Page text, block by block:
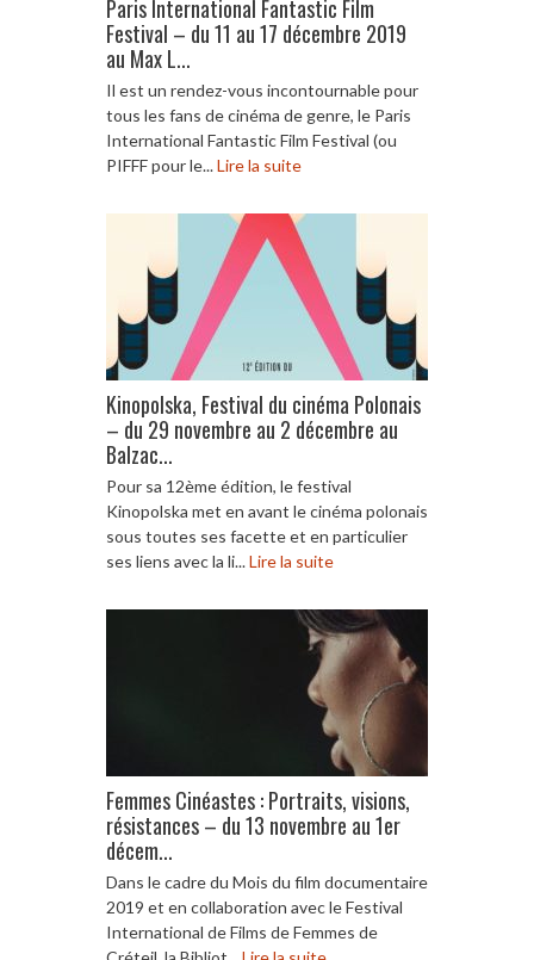
Paris International Fantastic Film
Festival – du 11 au 17 décembre 2019
au Max L...
Il est un rendez-vous incontournable pour
tous les fans de cinéma de genre, le Paris
International Fantastic Film Festival (ou
PIFFF pour le...Lire la suite
Kinopolska, Festival du cinéma Polonais
– du 29 novembre au 2 décembre au
Balzac...
Pour sa 12ème édition, le festival
Kinopolska met en avant le cinéma polonais
sous toutes ses facette et en particulier
ses liens avec la li...Lire la suite
Femmes Cinéastes : Portraits, visions,
résistances – du 13 novembre au 1er
décem...
Dans le cadre du Mois du film documentaire
2019 et en collaboration avec le Festival
International de Films de Femmes de